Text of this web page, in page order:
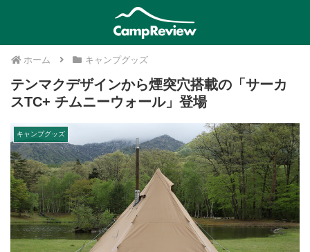
ホーム キャンプグッズ
テンマクデザインから煙突穴搭載の「サーカ
スTC+ チムニーウォール」登場
キャンプグッズ